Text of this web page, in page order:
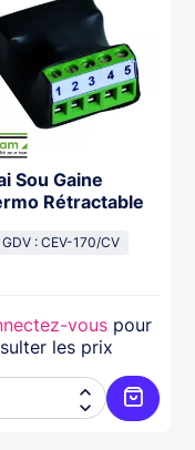
Sou Gaine
Rétractable
GDV : CEV-170/CV
vous pour
les prix

